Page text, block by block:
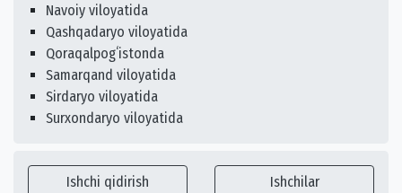
Navoiy viloyatida
Qashqadaryo viloyatida
Qoraqalpogʻistonda
Samarqand viloyatida
Sirdaryo viloyatida
Surxondaryo viloyatida
Ishchi qidirish Ishchilar